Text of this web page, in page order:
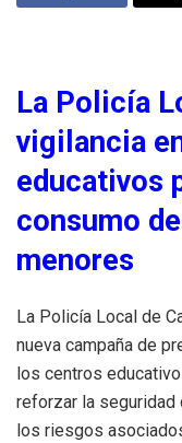
La Policía
vigilancia
educativos
consumo
menores
La Policía Local de
nueva campaña de
los centros
reforzar la seguridad
los riesgos